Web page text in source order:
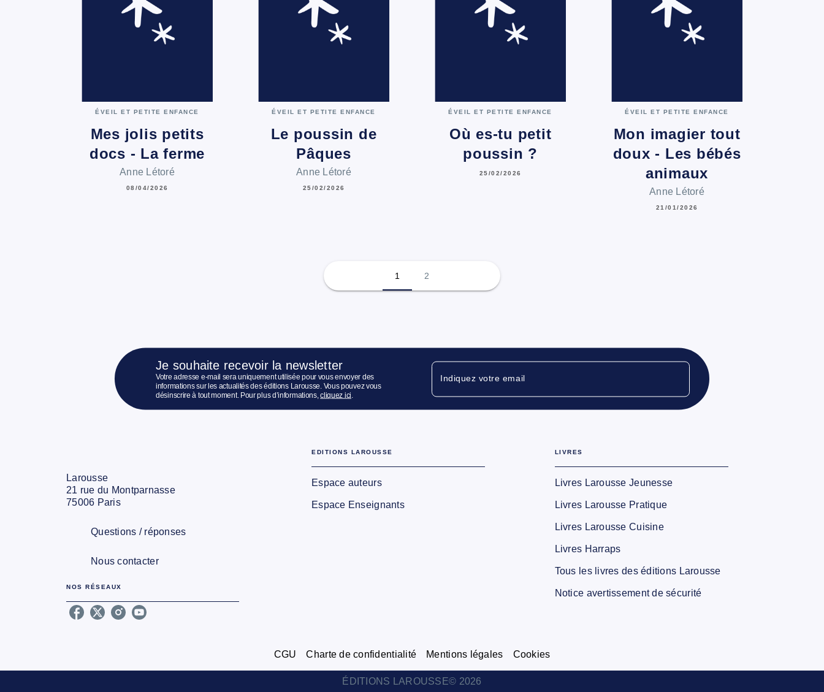
ÉVEIL ET PETITE ENFANCE
Mes jolis petits
docs - La ferme
Anne Létoré
08/04/2026
ÉVEIL ET PETITE ENFANCE
Le poussin de
Pâques
Anne Létoré
25/02/2026
ÉVEIL ET PETITE ENFANCE
Où es-tu petit
poussin ?
25/02/2026
ÉVEIL ET PETITE ENFANCE
Mon imagier tout
doux - Les bébés
animaux
Anne Létoré
21/01/2026
1 2
Je souhaite recevoir la newsletter
Votre adresse e-mail sera uniquement utilisée pour vous envoyer des
informations sur les actualités des éditions Larousse. Vous pouvez vous
désinscrire à tout moment. Pour plus d’informations,cliquez ici
Indiquez votre email
Larousse
21 rue du Montparnasse
75006 Paris
Questions / réponses
Nous contacter
NOS RÉSEAUX
EDITIONS LAROUSSE
Espace auteurs
Espace Enseignants
LIVRES
Livres Larousse Jeunesse
Livres Larousse Pratique
Livres Larousse Cuisine
Livres Harraps
Tous les livres des éditions Larousse
Notice avertissement de sécurité
CGU Charte de confidentialité Mentions légales Cookies
ÉDITIONS LAROUSSE© 2026